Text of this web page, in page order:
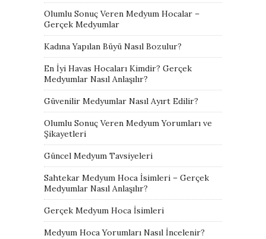
Olumlu Sonuç Veren Medyum Hocalar –
Gerçek Medyumlar
Kadına Yapılan Büyü Nasıl Bozulur?
En İyi Havas Hocaları Kimdir? Gerçek
Medyumlar Nasıl Anlaşılır?
Güvenilir Medyumlar Nasıl Ayırt Edilir?
Olumlu Sonuç Veren Medyum Yorumları ve
Şikayetleri
Güncel Medyum Tavsiyeleri
Sahtekar Medyum Hoca İsimleri – Gerçek
Medyumlar Nasıl Anlaşılır?
Gerçek Medyum Hoca İsimleri
Medyum Hoca Yorumları Nasıl İncelenir?